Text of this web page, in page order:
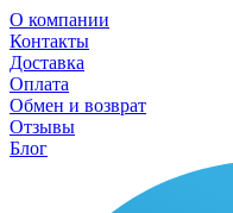
О компании
Контакты
Доставка
Оплата
Обмен и возврат
Отзывы
Блог